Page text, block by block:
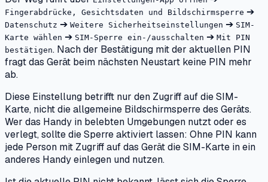
Fingerabdrücke, Gesichtsdaten und Bildschirmsperre ➔
Datenschutz ➔ Weitere Sicherheitseinstellungen ➔ SIM-
Karte wählen ➔ SIM-Sperre ein-/ausschalten ➔ Mit PIN
bestätigen. Nach der Bestätigung mit der aktuellen PIN
fragt das Gerät beim nächsten Neustart keine PIN mehr
ab.
Diese Einstellung betrifft nur den Zugriff auf die SIM-
Karte, nicht die allgemeine Bildschirmsperre des Geräts.
Wer das Handy in belebten Umgebungen nutzt oder es
verlegt, sollte die Sperre aktiviert lassen: Ohne PIN kann
jede Person mit Zugriff auf das Gerät die SIM-Karte in ein
anderes Handy einlegen und nutzen.